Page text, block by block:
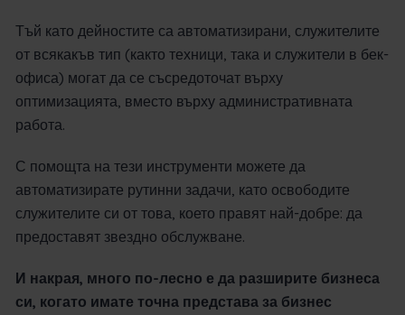
Тъй като дейностите са автоматизирани, служителите
от всякакъв тип (както техници, така и служители в бек-
офиса) могат да се съсредоточат върху
оптимизацията, вместо върху административната
работа.
С помощта на тези инструменти можете да
автоматизирате рутинни задачи, като освободите
служителите си от това, което правят най-добре: да
предоставят звездно обслужване.
И накрая, много по-лесно е да разширите бизнеса
си, когато имате точна представа за бизнес